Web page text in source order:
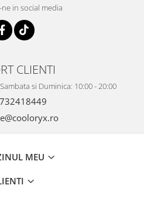
in social media
CLIENTI
si Duminica: 10:00 - 20:00
MEU